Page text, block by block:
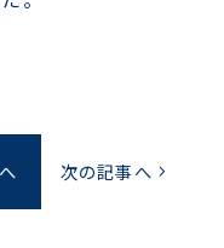
次の記事へ chevron_right